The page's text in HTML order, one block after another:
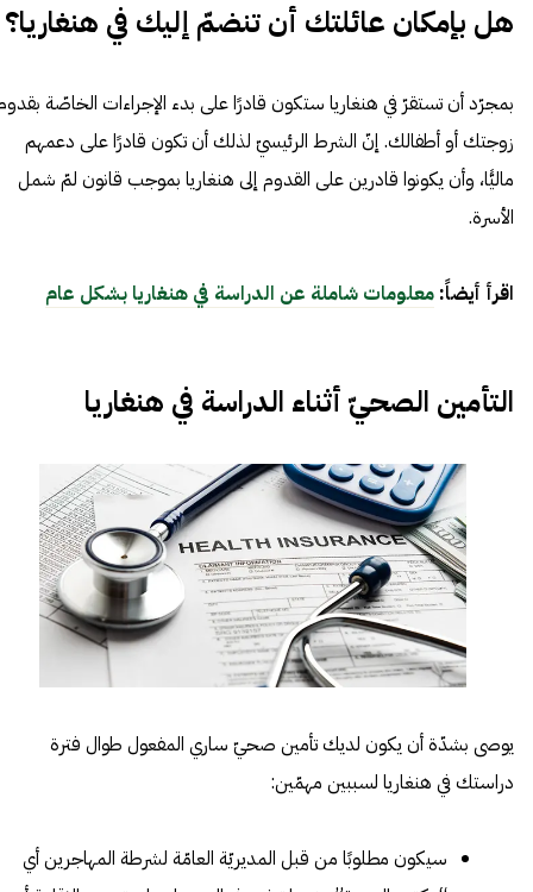
هل بإمكان عائلتك أن تنضمّ إليك في هنغاريا؟
بمجرّد أن تستقرّ في هنغاريا ستكون قادرًا على بدء الإجراءات الخاصّة
زوجتك أو أطفالك. إنّ الشرط الرئيسيّ لذلك أن تكون قادرًا على دعمهم
ماليًّا، وأن يكونوا قادرين على القدوم إلى هنغاريا بموجب قانون لمّ شمل
الأسرة.
اقرأ أيضاً: معلومات شاملة عن الدراسة في هنغاريا بشكل عام
التأمين الصحيّ أثناء الدراسة في هنغاريا
يوصى بشدّة أن يكون لديك تأمين صحيّ ساري المفعول طوال فترة
دراستك في هنغاريا لسببين مهمّين:
سيكون مطلوبًا من قبل المديريّة العامّة لشرطة المهاجرين أي